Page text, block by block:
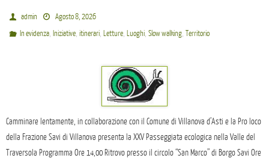
admin
Agosto 8, 2026
In evidenza,Iniziative,itinerari, Letture, Luoghi,Slow walking,Territorio
Camminare lentamente, in collaborazione con il Comune di Villanova d’Asti e la Pro loco
della Frazione Savi di Villanova presenta la XXV Passeggiata ecologica nella Valle del
Traversola Programma Ore 14,00 Ritrovo presso il circolo “San Marco” di Borgo Savi Ore